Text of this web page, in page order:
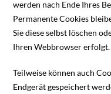
werden nach Ende Ihres
Permanente Cookies
Sie diese selbst löschen
Ihren Webbrowser erfolgt.
Teilweise können auch
Endgerät gespeichert